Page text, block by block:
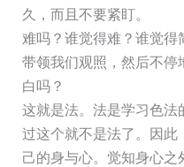
久，而且不要紧盯。
难吗？谁觉得难？谁觉
带领我们观照，然后不停
白吗？
这就是法。法是学习色法
过这个就不是法了。因此
己的身与心。觉知身心